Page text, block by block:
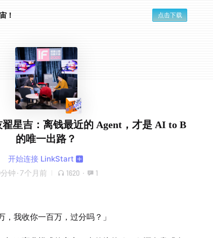
！ 点击下载
星吉：离钱最近的 Agent，才是 AI to B
的唯一出路？
开始连接 LinkStart
钟 · 7个月前 1620 · 1
，我收你一百万，过分吗？」